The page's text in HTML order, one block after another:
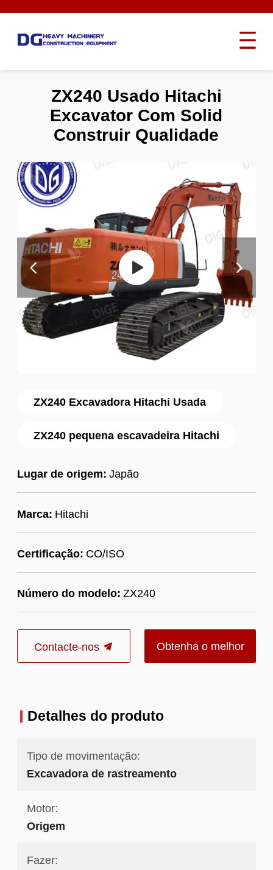
ZX240 Excavadora Hitachi Usada
ZX240 pequena escavadeira Hitachi
Lugar de origem: Japão
Marca: Hitachi
Certificação: CO/ISO
Número do modelo: ZX240
Contacte-nos Obtenha o melhor
ZX240 Usado Hitachi
Excavator Com Solid
Construir Qualidade
Detalhes do produto
Tipo de movimentação:
Excavadora de rastreamento
Motor:
Origem
Fazer: